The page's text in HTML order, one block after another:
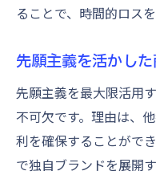
ることで、時間的ロスを
先願主義を活かし
先願主義を最大限活用
不可欠です。理由は、
利を確保することがで
で独自ブランドを展開